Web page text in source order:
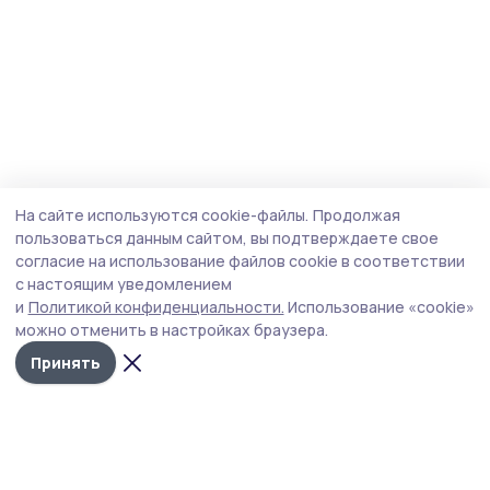
На сайте используются cookie-файлы. Продолжая
пользоваться данным сайтом, вы подтверждаете свое
согласие на использование файлов cookie в соответствии
с настоящим уведомлением
и Политикой конфиденциальности. Использование «cookie»
можно отменить в настройках браузера.
Принять